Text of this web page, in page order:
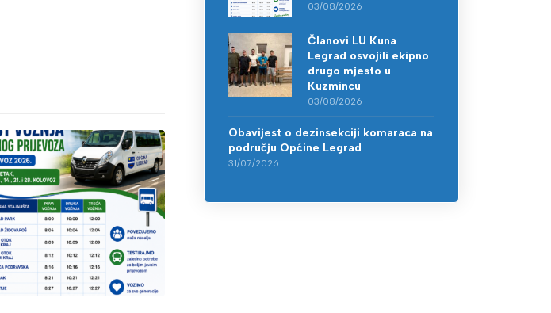
03/08/2026
Članovi LU Kuna
Legrad osvojili ekipno
drugo mjesto u
Kuzmincu
03/08/2026
Obavijest o dezinsekciji komaraca na
području Općine Legrad
31/07/2026